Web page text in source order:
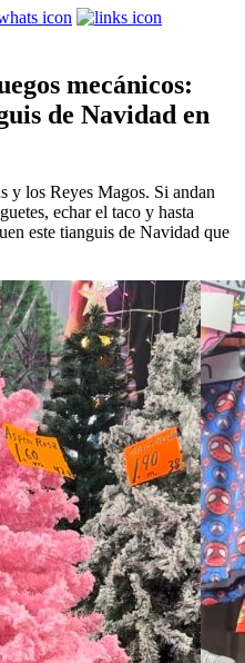
mecánicos:
de Navidad en
y los Reyes Magos. Si andan
echar el taco y hasta
este tianguis de Navidad que